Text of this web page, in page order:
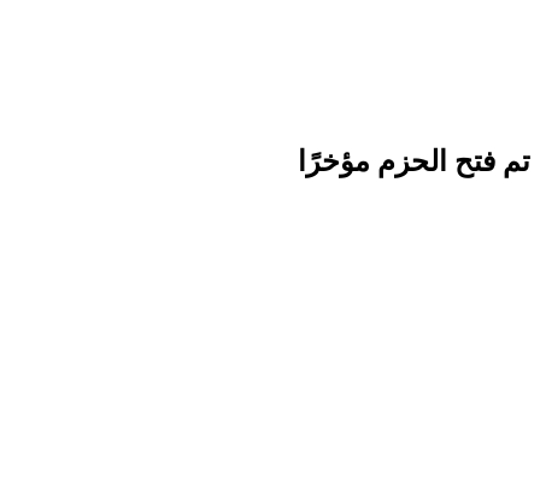
تم فتح الحزم مؤخرًا